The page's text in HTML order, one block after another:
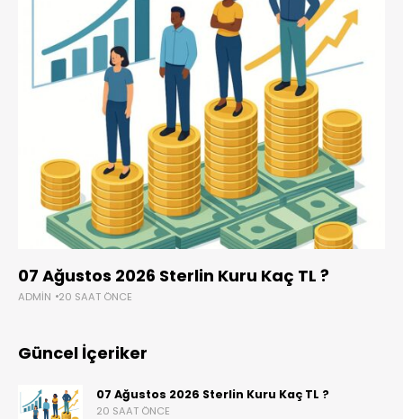
07 Ağustos 2026 Sterlin Kuru Kaç TL ?
ADMIN 20 SAAT ÖNCE
Güncel İçeriker
07 Ağustos 2026 Sterlin Kuru Kaç TL ?
20 SAAT ÖNCE